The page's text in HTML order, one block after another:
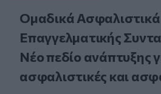
Ομαδικά
Επαγγελματικής
Νέο πεδίο ανάπτυξης
ασφαλιστικές και